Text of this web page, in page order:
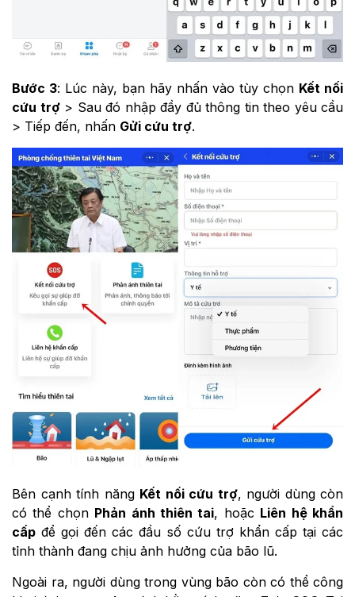
Bước 3: Lúc này, bạn hãy nhấn vào tùy chọn Kết nối
cứu trợ> Sau đó nhập đầy đủ thông tin theo yêu cầu
> Tiếp đến, nhấn Gửi cứu trợ.
Bên cạnh tính năng Kết nối cứu trợ, người dùng còn
có thể chọn Phản ánh thiên tai, hoặc Liên hệ khẩn
cấp để gọi đến các đầu số cứu trợ khẩn cấp tại các
tỉnh thành đang chịu ảnh hưởng của bão lũ.
Ngoài ra, người dùng trong vùng bão còn có thể công